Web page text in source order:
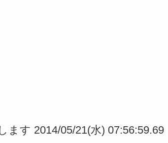
ます 2014/05/21(水) 07:56:59.69